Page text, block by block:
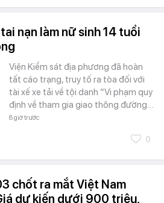
nạn làm nữ sinh 14 tuổi
Viện Kiểm sát địa phương đã hoàn
tất cáo trạng, truy tố ra tòa đối với
tài xế xe tải về tội danh “Vi phạm quy
định về tham gia giao thông đường…
8 giờ trước
0
chốt ra mắt Việt Nam
dự kiến dưới 900 triệu,